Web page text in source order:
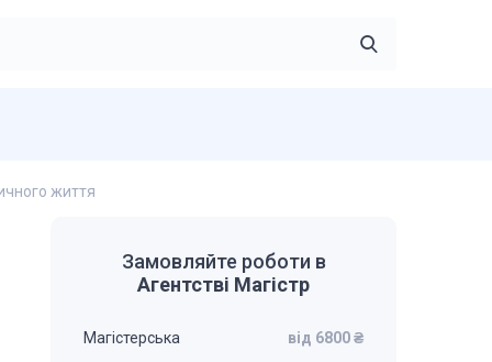
життя
Замовляйте роботи в
Агентстві Магістр
Магістерська від 6800 ₴